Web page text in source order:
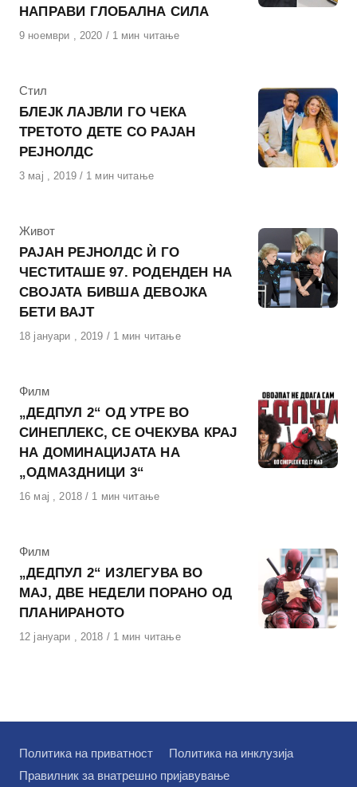
НАПРАВИ ГЛОБАЛНА СИЛА
Објавено
9 ноември , 2020 1 мин читање
КАтегорија
Стил
БЛЕЈК ЛАЈВЛИ ГО ЧЕКА
ТРЕТОТО ДЕТЕ СО РАЈАН
РЕЈНОЛДС
Објавено
3 мај , 2019 1 мин читање
КАтегорија
Живот
РАЈАН РЕЈНОЛДС Ѝ ГО
ЧЕСТИТАШЕ 97. РОДЕНДЕН НА
СВОЈАТА БИВША ДЕВОЈКА
БЕТИ ВАЈТ
Објавено
18 јануари , 2019 1 мин читање
КАтегорија
Филм
„ДЕДПУЛ 2“ ОД УТРЕ ВО
СИНЕПЛЕКС, СЕ ОЧЕКУВА КРАЈ
НА ДОМИНАЦИЈАТА НА
„ОДМАЗДНИЦИ 3“
Објавено
16 мај , 2018 1 мин читање
КАтегорија
Филм
„ДЕДПУЛ 2“ ИЗЛЕГУВА ВО
МАЈ, ДВЕ НЕДЕЛИ ПОРАНО ОД
ПЛАНИРАНОТО
Објавено
12 јануари , 2018 1 мин читање
Политика на приватност
Политика на инклузија
Правилник за внатрешно пријавување